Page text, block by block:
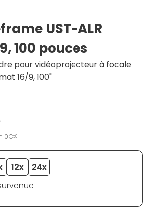
UST-ALR
100 pouces
pour vidéoprojecteur à focale
16/9, 100"
0€50
12x
24x